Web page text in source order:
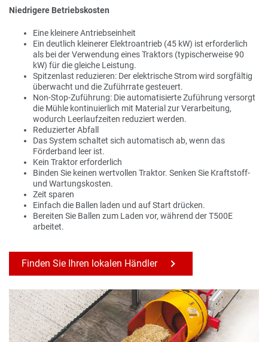
Niedrigere Betriebskosten
Eine kleinere Antriebseinheit
Ein deutlich kleinerer Elektroantrieb (45 kW) ist erforderlich
als bei der Verwendung eines Traktors (typischerweise 90
kW) für die gleiche Leistung.
Spitzenlast reduzieren: Der elektrische Strom wird sorgfältig
überwacht und die Zuführrate gesteuert.
Non-Stop-Zuführung: Die automatisierte Zuführung versorgt
die Mühle kontinuierlich mit Material zur Verarbeitung,
wodurch Leerlaufzeiten reduziert werden.
Reduzierter Abfall
Das System schaltet sich automatisch ab, wenn das
Förderband leer ist.
Kein Traktor erforderlich
Binden Sie keinen wertvollen Traktor. Senken Sie Kraftstoff-
und Wartungskosten.
Zeit sparen
Einfach die Ballen laden und auf Start drücken.
Bereiten Sie Ballen zum Laden vor, während der T500E
arbeitet.
Finden Sie Ihren lokalen Händler